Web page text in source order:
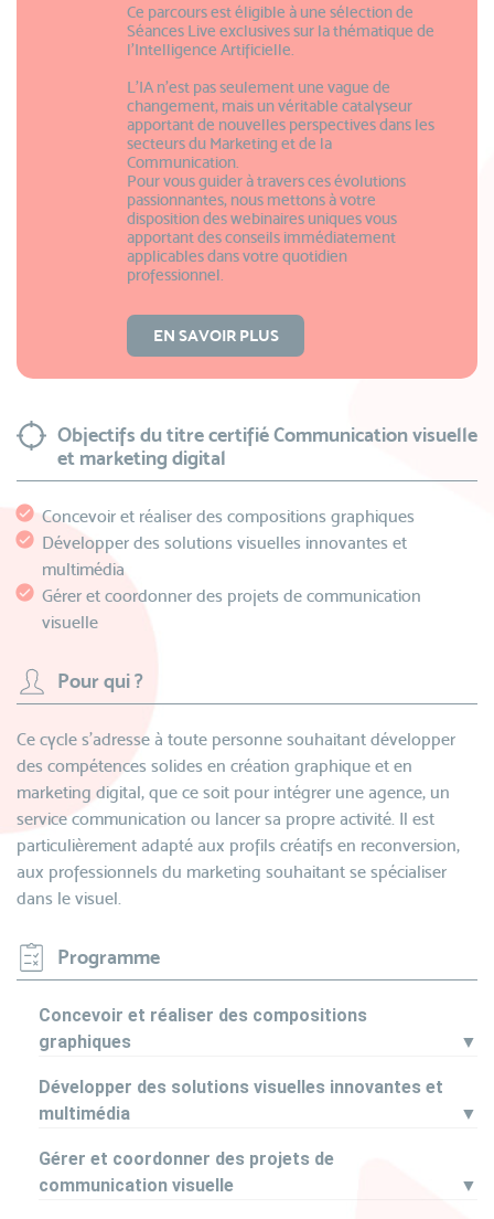
Ce parcours est éligible à une sélection de
Séances Live exclusives sur la thématique de
l’Intelligence Artificielle.
L'IA n'est pas seulement une vague de
changement, mais un véritable catalyseur
apportant de nouvelles perspectives dans les
secteurs du Marketing et de la
Communication.
Pour vous guider à travers ces évolutions
passionnantes, nous mettons à votre
disposition des webinaires uniques vous
apportant des conseils immédiatement
applicables dans votre quotidien
professionnel.
EN SAVOIR PLUS
Objectifs du titre certifié Communication visuelle
et marketing digital
Concevoir et réaliser des compositions graphiques
Développer des solutions visuelles innovantes et
multimédia
Gérer et coordonner des projets de communication
visuelle
Pour qui ?
Ce cycle s’adresse à toute personne souhaitant développer
des compétences solides en création graphique et en
marketing digital, que ce soit pour intégrer une agence, un
service communication ou lancer sa propre activité. Il est
particulièrement adapté aux profils créatifs en reconversion,
aux professionnels du marketing souhaitant se spécialiser
dans le visuel.
Programme
Concevoir et réaliser des compositions
graphiques
▼
Développer des solutions visuelles innovantes et
multimédia
▼
Gérer et coordonner des projets de
communication visuelle
▼